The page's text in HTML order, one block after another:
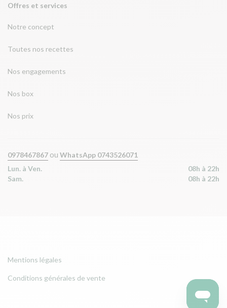
Offres et services
Notre concept
Toutes nos recettes
Nos engagements
Nos box
Nos prix
0978467867 ou WhatsApp 0743526071
Lun. à Ven.
08h à 22h
Sam.
08h à 22h
Mentions légales
Conditions générales de vente